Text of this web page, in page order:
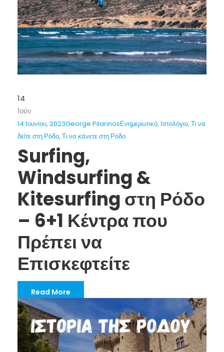
14
Ιούν
14 Ιουνίου, 2023George PilarinosΕνημερωτικό, Ιστολόγιο, Τι να
δείτε στη Ρόδο, Τι να κάνετε στη Ρόδο
Surfing,
Windsurfing &
Kitesurfing στη Ρόδο
– 6+1 Κέντρα που
Πρέπει να
Επισκεφτείτε
Read More